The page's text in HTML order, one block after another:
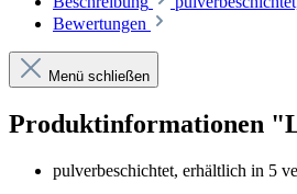
Bewertungen
Menü schließen
Produktinformationen
pulverbeschichtet, erhältlich in 5